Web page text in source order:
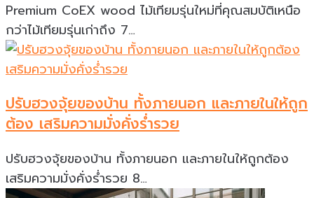
Premium CoEX wood ไม้เทียมรุ่นใหม่ที่คุณสมบัติเหนือ
กว่าไม้เทียมรุ่นเก่าถึง 7…
ปรับฮวงจุ้ยของบ้าน ทั้งภายนอก และภายในให้ถูก
ต้อง เสริมความมั่งคั่งร่ำรวย
ปรับฮวงจุ้ยของบ้าน ทั้งภายนอก และภายในให้ถูกต้อง
เสริมความมั่งคั่งร่ำรวย 8…